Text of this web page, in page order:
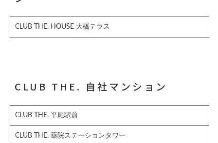
CLUB THE. HOUSE 大橋テラス
CLUB THE. 自社マンション
CLUB THE. 平尾駅前
CLUB THE. 薬院ステーションタワー